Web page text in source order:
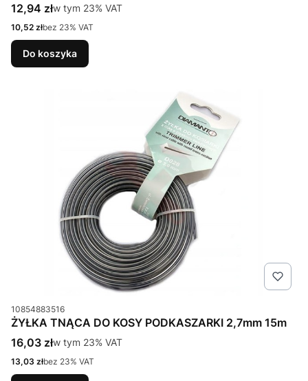
Cena brutto
12,94 złw tym %s VAT
w tym 23% VAT
Cena netto
10,52 złbez 23% VAT
Do koszyka
Kod produktu
10854883516
ŻYŁKA TNĄCA DO KOSY PODKASZARKI 2,7mm 15m
Cena brutto
16,03 złw tym %s VAT
w tym 23% VAT
Cena netto
13,03 złbez 23% VAT